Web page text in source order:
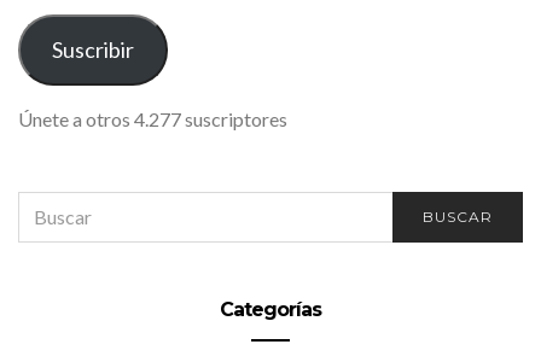
CORREO
ELECTRÓNICO
Suscribir
Únete a otros 4.277 suscriptores
FOR:
BUSCAR
Categorías